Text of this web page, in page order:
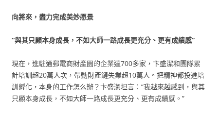
向將來，盡力完成美妙愿景
“與其只顧本身成長，不如大師一路成長更充分、更有成績感”
現在，進駐通郵電商財產園的企業達700多家，卞盛潔和團隊累
計培訓超20萬人次，帶動財產鏈失業超10萬人。把精神都投進培
訓孵化，本身的工作怎么辦？卞盛潔坦言：“我越來越感到，與其
只顧本身成長，不如大師一路成長更充分、更有成績感。”